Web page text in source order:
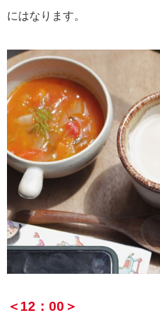
にはなります。
＜12：00＞